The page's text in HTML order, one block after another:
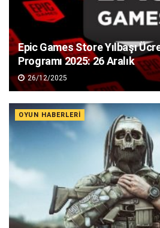
Epic Games Store Yılbaşı
Programı 2025: 26 Aralık
26/12/2025
OYUN HABERLERI